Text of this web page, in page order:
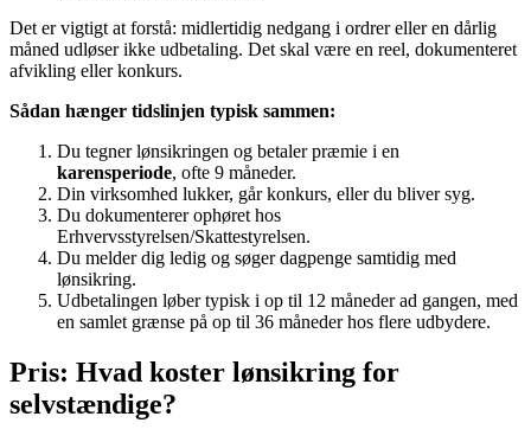
Det er vigtigt at forstå: midlertidig nedgang i ordrer eller en dårlig
måned udløser ikke udbetaling. Det skal være en reel, dokumenteret
afvikling eller konkurs.
Sådan hænger tidslinjen typisk sammen:
Du tegner lønsikringen og betaler præmie i en
karensperiode, ofte 9 måneder.
Din virksomhed lukker, går konkurs, eller du bliver syg.
Du dokumenterer ophøret hos
Erhvervsstyrelsen/Skattestyrelsen.
Du melder dig ledig og søger dagpenge samtidig med
lønsikring.
Udbetalingen løber typisk i op til 12 måneder ad gangen, med
en samlet grænse på op til 36 måneder hos flere udbydere.
Pris: Hvad koster lønsikring for
selvstændige?